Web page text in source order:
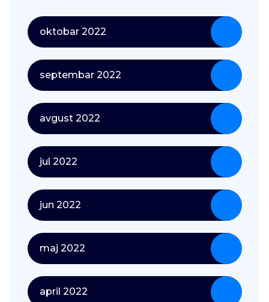
oktobar 2022
septembar 2022
avgust 2022
jul 2022
jun 2022
maj 2022
april 2022